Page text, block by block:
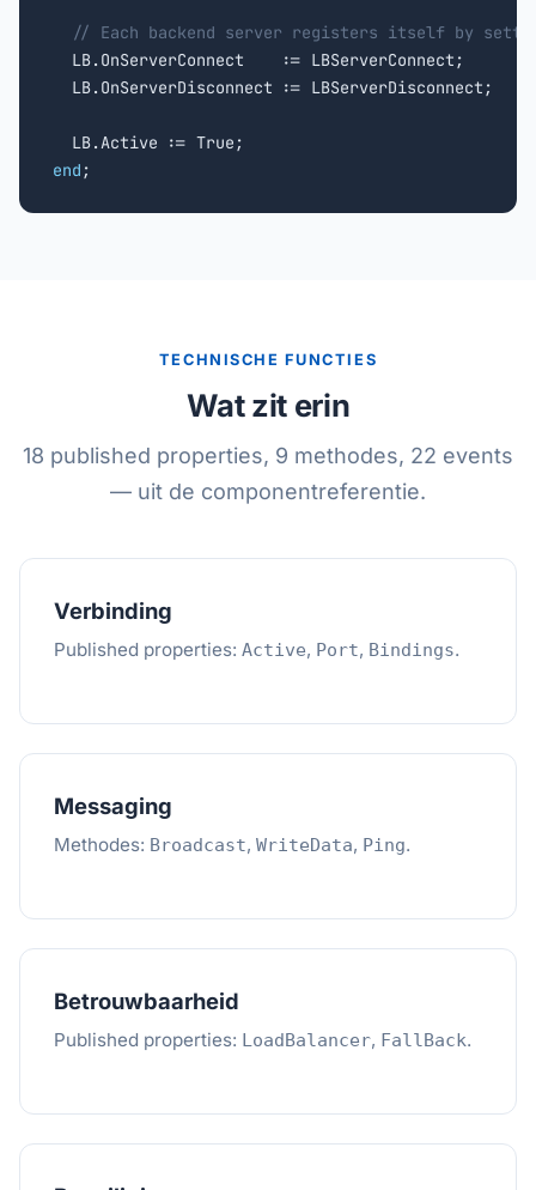
// Each backend server registers itself by
  LB.OnServerConnect    := LBServerConnect;
  LB.OnServerDisconnect := LBServerDisconnect;
end ;
TECHNISCHE FUNCTIES
Wat zit erin
18 published properties, 9 methodes, 22 events
— uit de componentreferentie.
Verbinding
Published properties: Active, Port, Bindings.
Messaging
Methodes: Broadcast, WriteData, Ping.
Betrouwbaarheid
Published properties: LoadBalancer, FallBack.